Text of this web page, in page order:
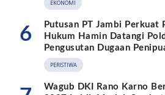
EKONOMI
6
Putusan PT Jambi Perkuat
Hukum Hamin Datangi
Pengusutan Dugaan
BPKB
PERISTIWA
Wagub DKI Rano Karno